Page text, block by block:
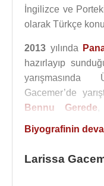
İngilizce ve
olarak Türkçe
2013 yılında
hazırlayıp
yarışmasında
Gacemer’de
Bennu Gerede
Tokuşoğlu
gönüllüler
Biyografinin
Larissa